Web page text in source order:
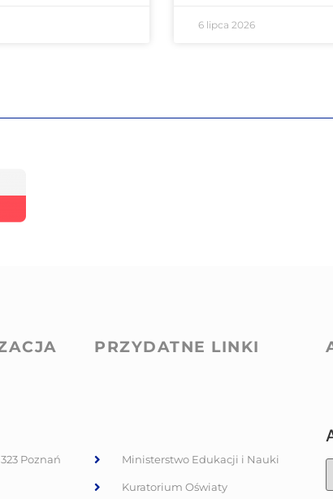
6 lipca 2026
Poznań
PRZYDATNE LINKI
Ministerstwo Edukacji i Nauki
Kuratorium Oświaty